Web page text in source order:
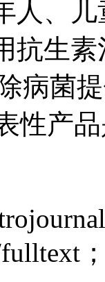
人、
抗生
病菌
性产